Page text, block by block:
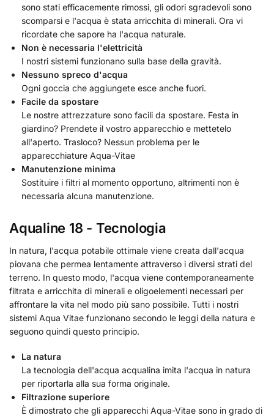
sono stati efficacemente rimossi, gli odori sgradevoli sono
scomparsi e l'acqua è stata arricchita di minerali. Ora vi
ricordate che sapore ha l'acqua naturale.
Non è necessaria l'elettricità
I nostri sistemi funzionano sulla base della gravità.
Nessuno spreco d'acqua
Ogni goccia che aggiungete esce anche fuori.
Facile da spostare
Le nostre attrezzature sono facili da spostare. Festa in
giardino? Prendete il vostro apparecchio e mettetelo
all'aperto. Trasloco? Nessun problema per le
apparecchiature Aqua-Vitae
Manutenzione minima
Sostituire i filtri al momento opportuno, altrimenti non è
necessaria alcuna manutenzione.
Aqualine 18 - Tecnologia
In natura, l'acqua potabile ottimale viene creata dall'acqua
piovana che permea lentamente attraverso i diversi strati del
terreno. In questo modo, l'acqua viene contemporaneamente
filtrata e arricchita di minerali e oligoelementi necessari per
affrontare la vita nel modo più sano possibile. Tutti i nostri
sistemi Aqua Vitae funzionano secondo le leggi della natura e
seguono quindi questo principio.
La natura
La tecnologia dell'acqua acqualina imita l'acqua in natura
per riportarla alla sua forma originale.
Filtrazione superiore
È dimostrato che gli apparecchi Aqua-Vitae sono in grado di